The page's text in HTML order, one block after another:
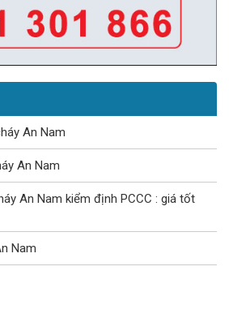
An Nam
An Nam
An Nam kiểm định PCCC : giá tốt
Nam